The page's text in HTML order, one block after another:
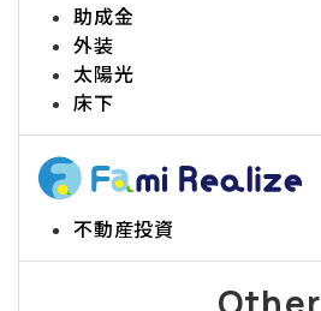
助成金
外装
太陽光
床下
不動産投資